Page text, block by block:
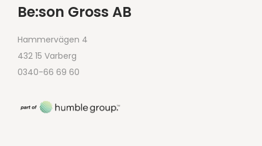
Be:son Gross AB
Hammervägen 4
432 15 Varberg
0340-66 69 60